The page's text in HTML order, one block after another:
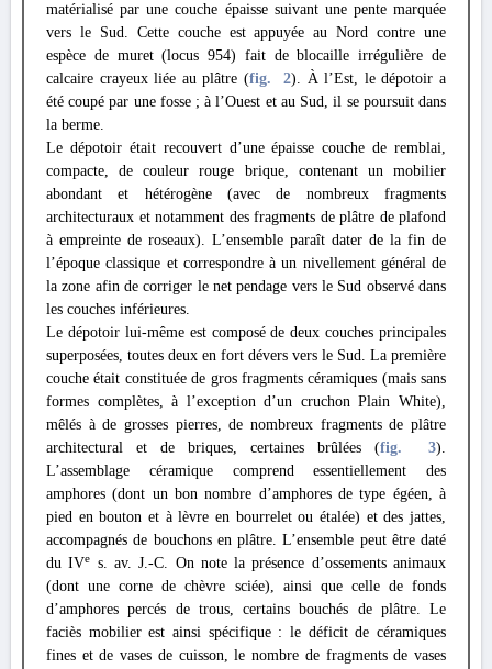
matérialisé par une couche épaisse suivant une pente marquée
vers le Sud. Cette couche est appuyée au Nord contre une
espèce de muret (locus 954) fait de blocaille irrégulière de
calcaire crayeux liée au plâtre (fig. 2). À l’Est, le dépotoir a
été coupé par une fosse ; à l’Ouest et au Sud, il se poursuit dans
la berme.
Le dépotoir était recouvert d’une épaisse couche de remblai,
compacte, de couleur rouge brique, contenant un mobilier
abondant et hétérogène (avec de nombreux fragments
architecturaux et notamment des fragments de plâtre de plafond
à empreinte de roseaux). L’ensemble paraît dater de la fin de
l’époque classique et correspondre à un nivellement général de
la zone afin de corriger le net pendage vers le Sud observé dans
les couches inférieures.
Le dépotoir lui-même est composé de deux couches principales
superposées, toutes deux en fort dévers vers le Sud. La première
couche était constituée de gros fragments céramiques (mais sans
formes complètes, à l’exception d’un cruchon Plain White),
mêlés à de grosses pierres, de nombreux fragments de plâtre
architectural et de briques, certaines brûlées (fig. 3).
L’assemblage céramique comprend essentiellement des
amphores (dont un bon nombre d’amphores de type égéen, à
pied en bouton et à lèvre en bourrelet ou étalée) et des jattes,
accompagnés de bouchons en plâtre. L’ensemble peut être daté
du IVe
s. av. J.-C. On note la présence d’ossements animaux
(dont une corne de chèvre sciée), ainsi que celle de fonds
d’amphores percés de trous, certains bouchés de plâtre. Le
faciès mobilier est ainsi spécifique : le déficit de céramiques
fines et de vases de cuisson, le nombre de fragments de vases